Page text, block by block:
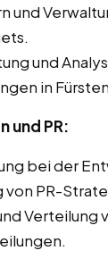
und
und
in
und PR:
bei der
von PR-
Verteilung